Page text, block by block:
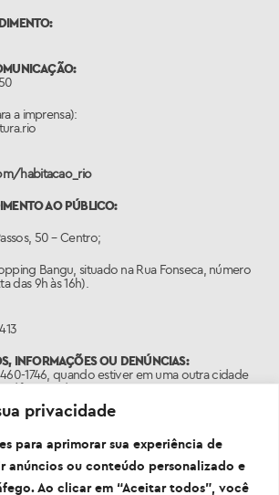
privacidade
para aprimorar sua experiência de
anúncios ou conteúdo personalizado e
Ao clicar em “Aceitar todos”, você
a imprensa):
habitacao_rio
AO PÚBLICO:
50 – Centro;
Bangu, situado na Rua Fonseca, número
das 9h às 16h).
INFORMAÇÕES OU DENÚNCIAS:
1746, quando estiver em uma outra cidade
diferente do 21.